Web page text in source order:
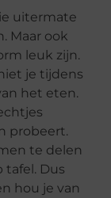
uitermate
Maar ook
leuk zijn.
je tijdens
het eten.
probeert.
te delen
tafel. Dus
hou je van